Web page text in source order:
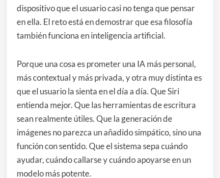
dispositivo que el usuario casi no tenga que pensar
en ella. El reto está en demostrar que esa filosofía
también funciona en inteligencia artificial.
Porque una cosa es prometer una IA más personal,
más contextual y más privada, y otra muy distinta es
que el usuario la sienta en el día a día. Que Siri
entienda mejor. Que las herramientas de escritura
sean realmente útiles. Que la generación de
imágenes no parezca un añadido simpático, sino una
función con sentido. Que el sistema sepa cuándo
ayudar, cuándo callarse y cuándo apoyarse en un
modelo más potente.